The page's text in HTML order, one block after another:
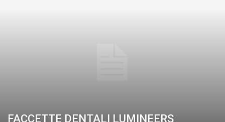
FACCETTE DENTALI LUMINEERS